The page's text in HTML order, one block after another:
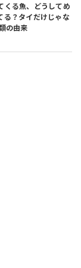
くる魚、どうしてめ
る？ タイだけじゃな
の由来